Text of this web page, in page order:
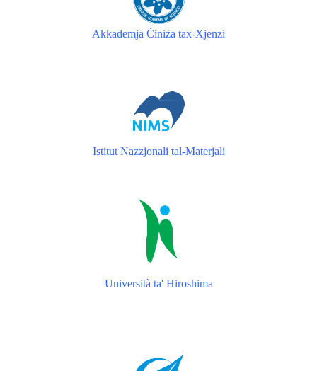
Akkademja Ċiniża tax-Xjenzi
Istitut Nazzjonali tal-Materjali
Università ta' Hiroshima